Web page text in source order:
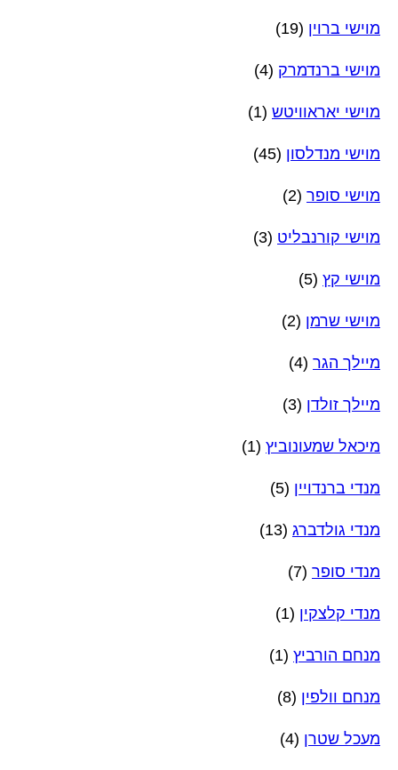
מוישי ברוין (19)
מוישי ברנדמרק (4)
מוישי יאראוויטש (1)
מוישי מנדלסון (45)
מוישי סופר (2)
מוישי קורנבליט (3)
מוישי קץ (5)
מוישי שרמן (2)
מיילך הגר (4)
מיילך זולדן (3)
מיכאל שמעונוביץ (1)
מנדי ברנדויין (5)
מנדי גולדברג (13)
מנדי סופר (7)
מנדי קלצקין (1)
מנחם הורביץ (1)
מנחם וולפין (8)
מעכל שטרן (4)